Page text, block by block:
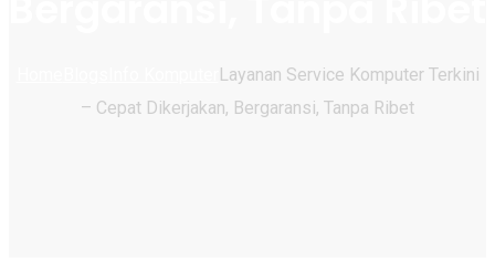
Layanan Service Komputer Terkini
– Cepat Dikerjakan, Bergaransi, Tanpa Ribet